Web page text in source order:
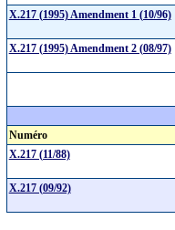
X.217 (1995) Amendment 1 (10/96)
X.217 (1995) Amendment 2 (08/97)
Numéro
X.217 (11/88)
X.217 (09/92)